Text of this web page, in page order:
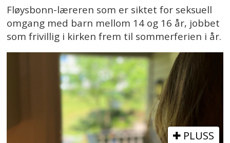
Fløysbonn-læreren som er siktet for seksuell
omgang med barn mellom 14 og 16 år, jobbet
som frivillig i kirken frem til sommerferien i år.
PLUSS